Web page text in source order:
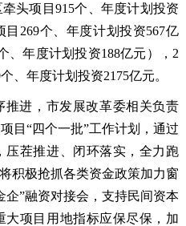
头项目915个、年度计划投资
269个、年度计划投资567亿
、年度计划投资188亿元），2
、年度计划投资2175亿元。
推进，市发展改革委相关负责
目“四个一批”工作计划，通过
压茬推进、闭环落实，全力跑
积极抢抓各类资金政策加力窗
企”融资对接会，支持民间资本
项目用地指标应保尽保，加